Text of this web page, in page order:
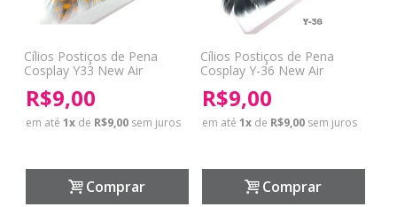
Cílios Postiços de Pena
Cosplay Y33 New Air
R$9,00
em até1x de R$9,00 sem juros
Comprar
Cílios Postiços de Pena
Cosplay Y-36 New Air
R$9,00
em até1x de R$9,00 sem juros
Comprar